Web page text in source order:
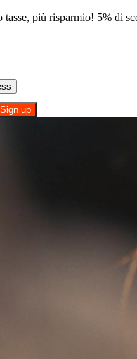
tasse, più risparmio! 5% di
Sign up